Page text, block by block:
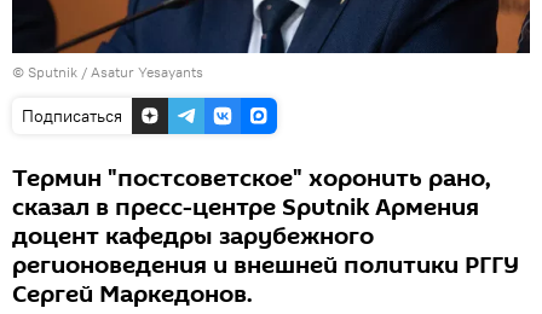
© Sputnik / Asatur Yesayants
Подписаться
Термин "постсоветское" хоронить рано,
сказал в пресс-центре Sputnik Армения
доцент кафедры зарубежного
регионоведения и внешней политики РГГУ
Сергей Маркедонов.